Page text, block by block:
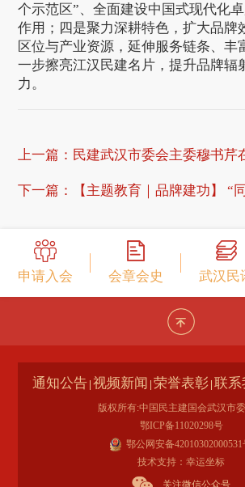
个示范区”、全面建设中国式现代化
作用；四是聚力深耕特色，扩大品牌
区位与产业资源，延伸服务链条、丰
一步擦亮江汉民建名片，提升品牌辐
力。
上一篇： 民建武汉市委会主委穆书芹
下一篇： 【主题教育｜品牌建功】 “
申请入会 会章会史 武汉民
通知公告 视频新闻 荣誉表彰 联系
版权所有:中国民主建国会武汉市
鄂ICP备11020298号
鄂公网安备42010302000531
技术支持：幸运坐标
关注微信公众号